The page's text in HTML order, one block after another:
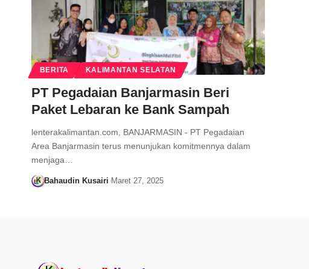
BERITA KALIMANTAN SELATAN
PT Pegadaian Banjarmasin Beri
Paket Lebaran ke Bank Sampah
lenterakalimantan.com, BANJARMASIN - PT Pegadaian
Area Banjarmasin terus menunjukan komitmennya dalam
menjaga…
Bahaudin Kusairi Maret 27, 2025